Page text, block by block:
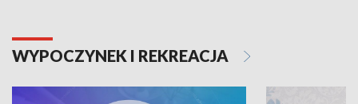
WYPOCZYNEK I REKREACJA